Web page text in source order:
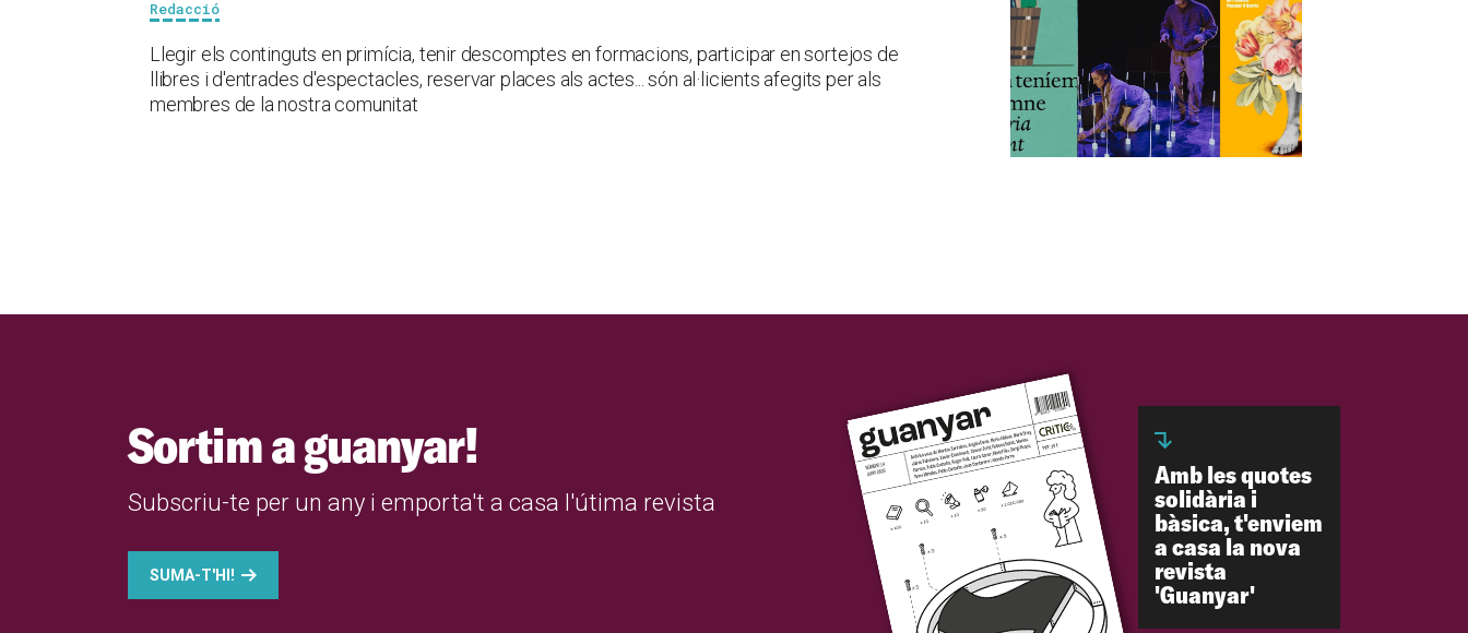
Redacció
Llegir els continguts en primícia, tenir descomptes en formacions, participar en sortejos de
llibres i d'entrades d'espectacles, reservar places als actes... són al·licients afegits per als
membres de la nostra comunitat
Sortim a guanyar!
Subscriu-te per un any i emporta't a casa l'útima revista
SUMA-T'HI!
Amb les quotes
solidària i
bàsica, t'enviem
a casa la nova
revista
'Guanyar'